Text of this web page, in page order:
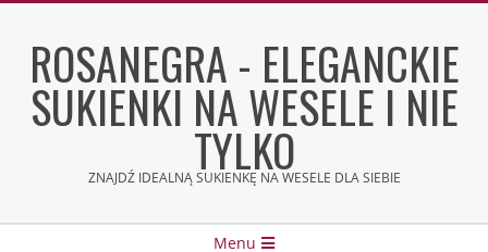
contentROSANEGRA - ELEGANCKIE
SUKIENKI NA WESELE I NIE
TYLKO
ZNAJDŹ IDEALNĄ SUKIENKĘ NA WESELE DLA SIEBIE
Menu